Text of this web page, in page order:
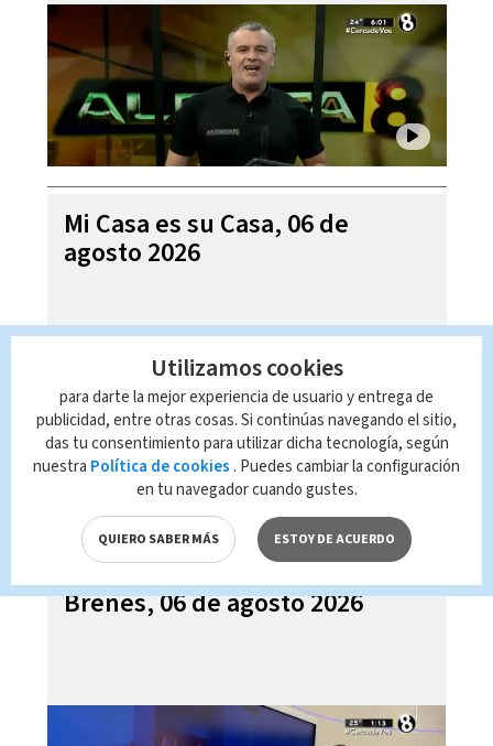
Mi Casa es su Casa, 06 de
agosto 2026
Telediario En Directo con Paula
Brenes, 06 de agosto 2026
Utilizamos cookies
para darte la mejor experiencia de usuario y entrega de
publicidad, entre otras cosas. Si continúas navegando el sitio,
das tu consentimiento para utilizar dicha tecnología, según
nuestra Política de cookies . Puedes cambiar la configuración
en tu navegador cuando gustes.
QUIERO SABER MÁS ESTOY DE ACUERDO